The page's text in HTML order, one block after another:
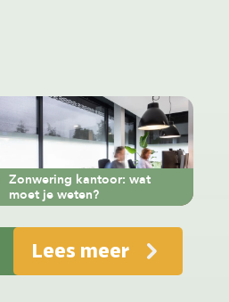
Zonwering kantoor: wat
moet je weten?
Lees meer